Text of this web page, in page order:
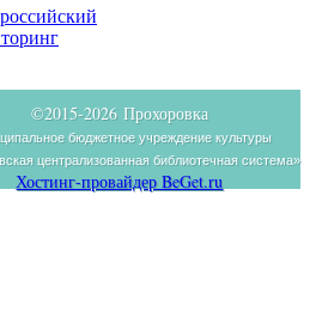
©2015-2026 Прохоровка
бюджетное учреждение культуры
централизованная библиотечная система»
Хостинг-провайдер BeGet.ru